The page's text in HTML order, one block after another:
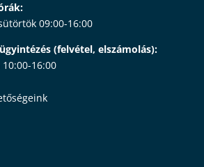
09:00-16:00
(felvétel, elszámolás):
16:00